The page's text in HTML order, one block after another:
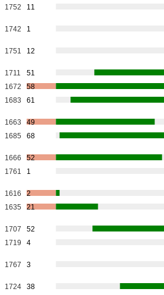
1752 11
1742 1
1751 12
1711
51
1672
58
1683 61
1663
49
1685 68
1666
52
1761 1
1616
2
1635 21
1707
52
1719 4
1767 3
1724
38